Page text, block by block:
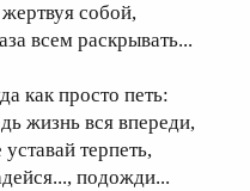
собой,
всем раскрывать...
как просто петь:
жизнь вся впереди,
терпеть,
подожди...